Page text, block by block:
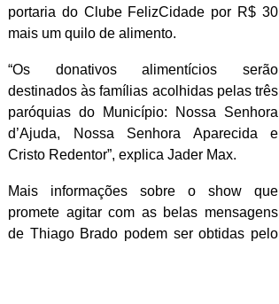
portaria do Clube FelizCidade por R$ 30
mais um quilo de alimento.
“Os donativos alimentícios serão
destinados às famílias acolhidas pelas três
paróquias do Município: Nossa Senhora
d’Ajuda, Nossa Senhora Aparecida e
Cristo Redentor”, explica Jader Max.
Mais informações sobre o show que
promete agitar com as belas mensagens
de Thiago Brado podem ser obtidas pelo